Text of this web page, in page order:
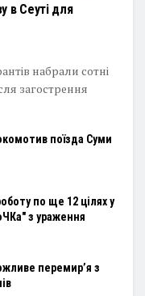
в Сеуті для
набрали сотні
загострення
поїзда Суми
по ще 12 цілях у
з ураження
перемир’я з